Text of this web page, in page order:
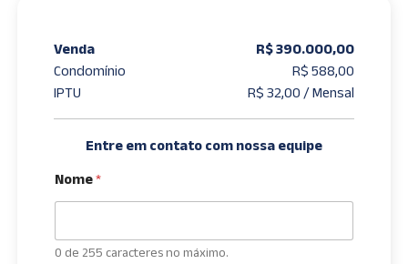
Venda
R$ 390.000,00
Condomínio
R$ 588,00
IPTU
R$ 32,00 / Mensal
Entre em contato com nossa equipe
Nome*
0 de 255 caracteres no máximo.